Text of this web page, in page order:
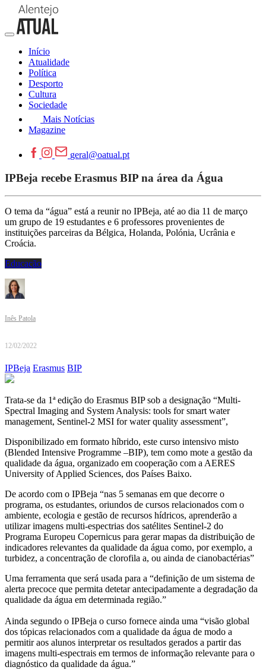
Início
Atualidade
Política
Desporto
Cultura
Sociedade
Mais Notícias
Magazine
geral@oatual.pt
IPBeja recebe Erasmus BIP na área da Água
O tema da “água” está a reunir no IPBeja, até ao dia 11 de março
um grupo de 19 estudantes e 6 professores provenientes de
instituições parceiras da Bélgica, Holanda, Polónia, Ucrânia e
Croácia.
Educação
Inês Patola
12/02/2022
IPBeja Erasmus BIP
Trata-se da 1ª edição do Erasmus BIP sob a designação “Multi-
Spectral Imaging and System Analysis: tools for smart water
management, Sentinel-2 MSI for water quality assessment”,
Disponibilizado em formato híbrido, este curso intensivo misto
(Blended Intensive Programme –BIP), tem como mote a gestão da
qualidade da água, organizado em cooperação com a AERES
University of Applied Sciences, dos Países Baixo.
De acordo com o IPBeja “nas 5 semanas em que decorre o
programa, os estudantes, oriundos de cursos relacionados com o
ambiente, ecologia e gestão de recursos hídricos, aprenderão a
utilizar imagens multi-espectrias dos satélites Sentinel-2 do
Programa Europeu Copernicus para gerar mapas da distribuição de
indicadores relevantes da qualidade da água como, por exemplo, a
turbidez, a concentração de clorofila a, ou ainda de cianobactérias”
Uma ferramenta que será usada para a “definição de um sistema de
alerta precoce que permita detetar antecipadamente a degradação da
qualidade da água em determinada região.”
Ainda segundo o IPBeja o curso fornece ainda uma “visão global
dos tópicas relacionados com a qualidade da água de modo a
permitir aos alunos interpretar os resultados gerados a partir das
imagens multi-espectrais em termos de informação relevante para o
diagnóstico da qualidade da água.”